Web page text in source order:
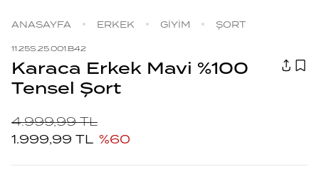
ANASAYFA ERKEK GİYİM ŞORT
11.25S.25.001.B42
Karaca Erkek Mavi %100
Tensel Şort
4.999,99 TL
1.999,99 TL %60